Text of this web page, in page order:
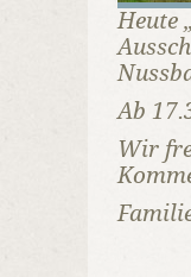
Heute
Ab
Wir